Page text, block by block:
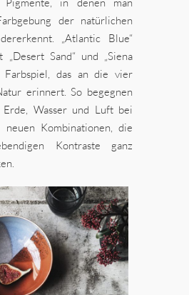
der natürlichen
„Atlantic Blue“
Sand“ und „Siena
Farbspiel, das an die vier
erinnert. So begegnen
Wasser und Luft bei
Kombinationen, die
Kontraste ganz